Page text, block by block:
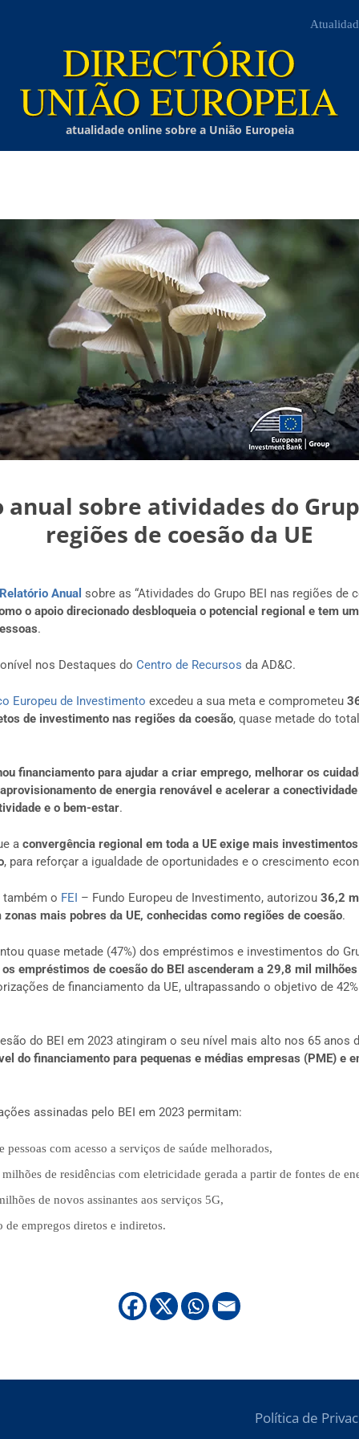
atualidade online sobre a União Europeia
sobre atividades do
regiões de coesão da UE
Anual sobre as “Atividades do Grupo BEI nas regiões de
o apoio direcionado desbloqueia o potencial regional e tem
.
nos Destaques do Centro de Recursos da AD&C.
Europeu de Investimento excedeu a sua meta e comprometeu
de investimento nas regiões da coesão, quase metade do
financiamento para ajudar a criar emprego, melhorar os
de energia renovável e acelerar a
e o bem-estar.
a convergência regional em toda a UE exige mais
, para reforçar a igualdade de oportunidades e o crescimento
também o FEI – Fundo Europeu de Investimento, autorizou 36,2
mais pobres da UE, conhecidas como regiões de coesão.
quase metade (47%) dos empréstimos e investimentos do
empréstimos de coesão do BEI ascenderam a 29,8 mil
de financiamento da UE, ultrapassando o objetivo de
do BEI em 2023 atingiram o seu nível mais alto nos 65 anos
do financiamento para pequenas e médias empresas (PME) e
assinadas pelo BEI em 2023 permitam:
pessoas com acesso a serviços de saúde melhorados,
de residências com eletricidade gerada a partir de fontes de
de novos assinantes aos serviços 5G,
de empregos diretos e indiretos.
Política de